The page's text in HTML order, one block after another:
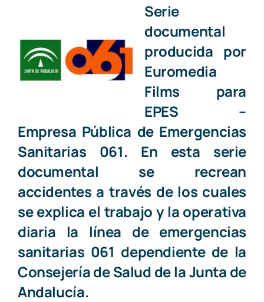
Serie
documental
producida por
Euromedia
Films para
EPES –
Empresa Pública de Emergencias
Sanitarias 061. En esta serie
documental se recrean
accidentes a través de los cuales
se explica el trabajo y la operativa
diaria la línea de emergencias
sanitarias 061 dependiente de la
Consejería de Salud de laJunta de
Andalucía.